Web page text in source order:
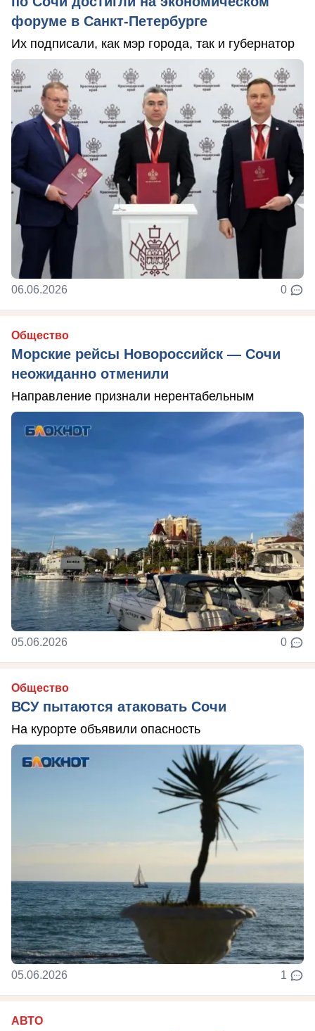
форуме в Санкт-Петербурге
Их подписали, как мэр города, так и губернатор
06.06.2026 0
Общество
Морские рейсы Новороссийск — Сочи
неожиданно отменили
Направление признали нерентабельным
05.06.2026 0
Общество
ВСУ пытаются атаковать Сочи
На курорте объявили опасность
05.06.2026 1
АВТО